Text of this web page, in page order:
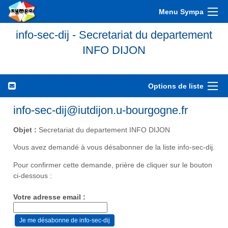
Menu Sympa
info-sec-dij - Secretariat du departement
INFO DIJON
Options de liste
info-sec-dij@iutdijon.u-bourgogne.fr
Objet : Secretariat du departement INFO DIJON
Vous avez demandé à vous désabonner de la liste info-sec-dij.
Pour confirmer cette demande, prière de cliquer sur le bouton
ci-dessous :
Votre adresse email :